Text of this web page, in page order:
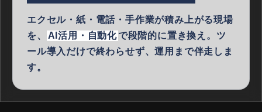
エクセル・紙・電話・手作業が積み上がる現場
を、
AI活用・自動化で段階的に置き換え。ツ
ール導入だけで終わらせず、運用まで伴走しま
す。